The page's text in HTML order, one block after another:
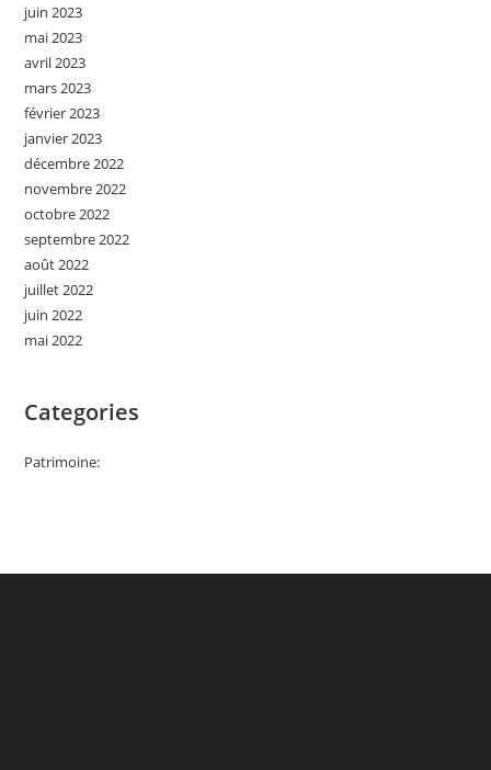
juin 2023
mai 2023
avril 2023
mars 2023
février 2023
janvier 2023
décembre 2022
novembre 2022
octobre 2022
septembre 2022
août 2022
juillet 2022
juin 2022
mai 2022
Categories
Patrimoine: